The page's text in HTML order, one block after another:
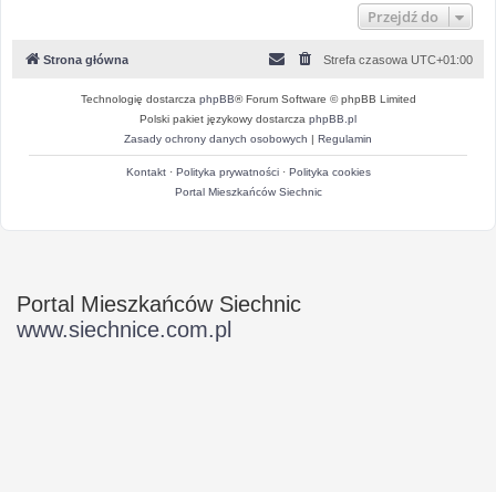
Przejdź do
Strona główna Strefa czasowa UTC+01:00
Technologię dostarcza phpBB® Forum Software © phpBB Limited
Polski pakiet językowy dostarcza phpBB.pl
Zasady ochrony danych osobowych | Regulamin
Kontakt· Polityka prywatności· Polityka cookies
Portal Mieszkańców Siechnic
Portal Mieszkańców Siechnic
www.siechnice.com.pl